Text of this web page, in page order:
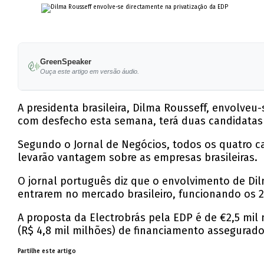
GreenSpeaker
Ouça este artigo em versão áudio.
A presidenta brasileira, Dilma Rousseff,
com desfecho esta semana, terá duas
Segundo o Jornal de Negócios, todos os quatro
levarão vantagem sobre as empresas brasileiras.
O jornal português diz que o envolvimento de
entrarem no mercado brasileiro, funcionando os
A proposta da Electrobrás pela EDP é de €2,5
(R$ 4,8 mil milhões) de financiamento
Partilhe este artigo